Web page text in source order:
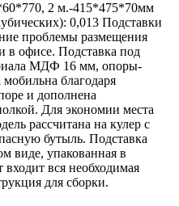
2 м.-415*475*70мм
0,013 Подставки
проблемы размещения
в офисе. Подставка под
МДФ 16 мм, опоры-
благодаря
и дополнена
Для экономии места
рассчитана на кулер с
бутыль. Подставка
виде, упакованная в
вся необходимая
для сборки.